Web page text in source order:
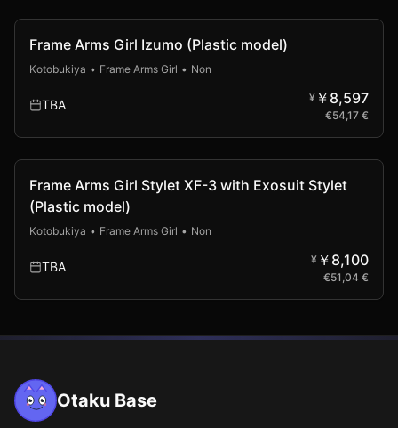
Frame Arms Girl Izumo (Plastic model)
Kotobukiya • Frame Arms Girl • Non
TBA ¥ ￥8,597
€54,17 €
Vorbestellung
Frame Arms Girl Stylet XF-3 with Exosuit Stylet
(Plastic model)
Kotobukiya • Frame Arms Girl • Non
TBA ¥ ￥8,100
€51,04 €
Otaku Base